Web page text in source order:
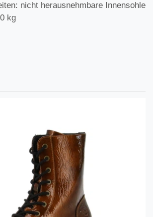
nicht herausnehmbare Innensohle
kg